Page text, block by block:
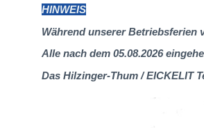
HINWEIS
Während unserer Betriebsferien
Alle nach dem 05.08.2026
Das Hilzinger-Thum / EICKELIT